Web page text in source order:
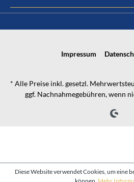
Impressum
* Alle Preise inkl. gesetzl.
ggf. Nachnahmegebühren, wenn
Diese Website verwendet Cookies, um eine